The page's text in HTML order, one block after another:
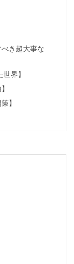
き超大事な
界】
】